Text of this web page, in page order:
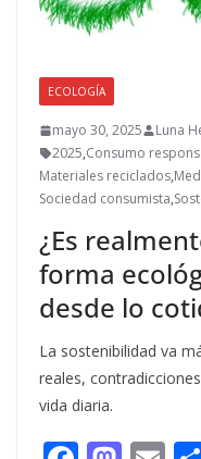
ECOLOGÍA
mayo 30, 2025 Luna
2025,Consumo
Materiales reciclados,
Sociedad consumista,
¿Es
forma
desde lo
La sostenibilidad va
reales,
vida diaria.